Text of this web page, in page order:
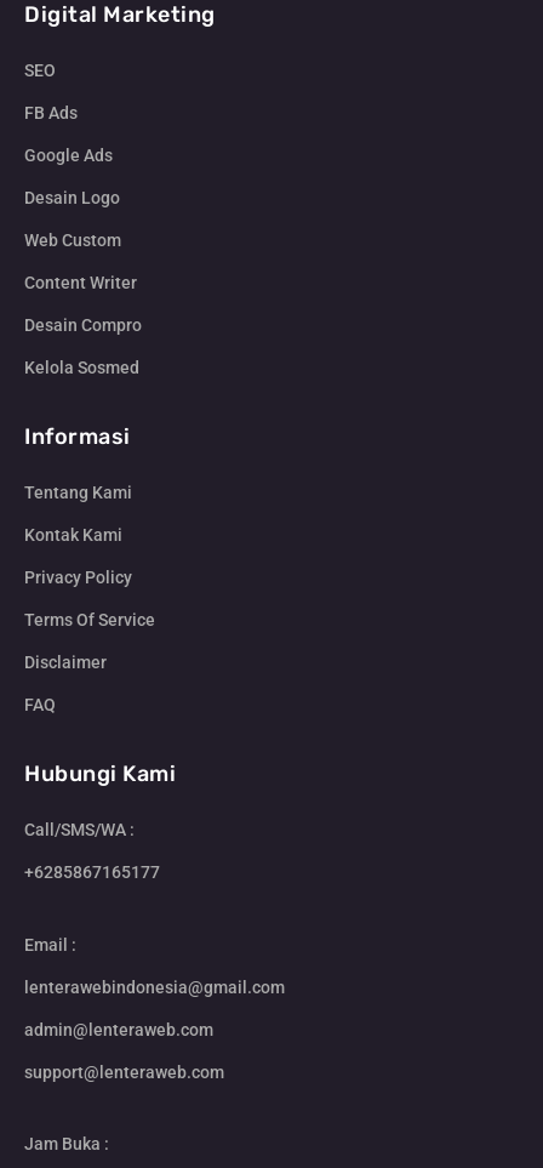
Digital Marketing
SEO
FB Ads
Google Ads
Desain Logo
Web Custom
Content Writer
Desain Compro
Kelola Sosmed
Informasi
Tentang Kami
Kontak Kami
Privacy Policy
Terms Of Service
Disclaimer
FAQ
Hubungi Kami
Call/SMS/WA :
+6285867165177
Email :
lenterawebindonesia@gmail.com
admin@lenteraweb.com
support@lenteraweb.com
Jam Buka :